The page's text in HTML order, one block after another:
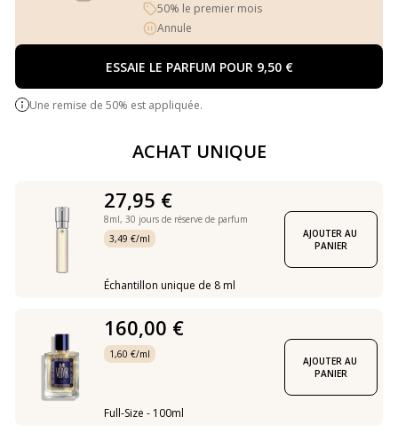
50% le premier mois
Annule
ESSAIE LE PARFUM POUR 9,50 €
Une remise de 50% est appliquée.
ACHAT UNIQUE
27,95 €
8ml, 30 jours de réserve de parfum
3,49 €/ml
Échantillon unique de 8 ml
AJOUTER AU
PANIER
160,00 €
1,60 €/ml
Full-Size - 100ml
AJOUTER AU
PANIER